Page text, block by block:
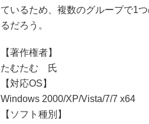
ているため、複数のグループで1
るだろう。
【著作権者】
たむたむ 氏
【対応OS】
Windows 2000/XP/Vista/7/7 x64
【ソフト種別】